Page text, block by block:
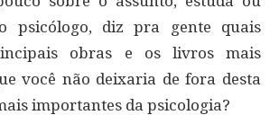
psicólogo, diz pra gente quais
obras e os livros mais
você não deixaria de fora desta
importantes da psicologia?